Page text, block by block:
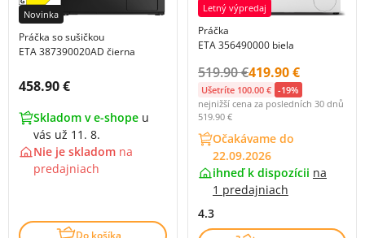
Novinka
Práčka so sušičkou
ETA 387390020AD čierna
Cena s DPH:
458.90 €
Skladom v e-shope u
vás už 11. 8.
Nie je skladom na
predajniach
Letný výpredaj
Práčka
ETA 356490000 biela
Původní cena s DPH:
519.90 €Cena s DPH:
419.90 €
Ušetríte 100.00 € -19%
nejnižší cena za posledních 30 dnů
519.90 €
Očakávame do
22.09.2026
ihneď k dispozícii na
1 predajniach
4.3